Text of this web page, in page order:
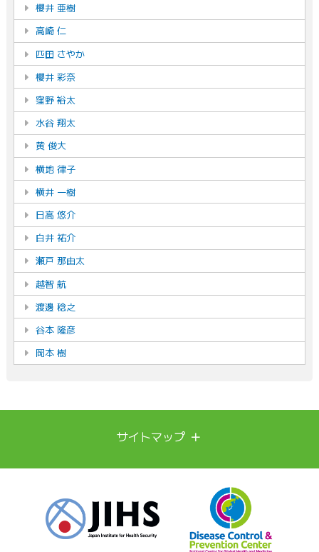
櫻井 亜樹
高崎 仁
匹田 さやか
櫻井 彩奈
窪野 裕太
水谷 翔太
黄 俊大
横地 律子
横井 一樹
日高 悠介
白井 祐介
瀬戸 那由太
越智 航
渡邊 稔之
谷本 隆彦
岡本 樹
サイトマップ ＋
DCCについて
ご挨拶
スタッフ紹介